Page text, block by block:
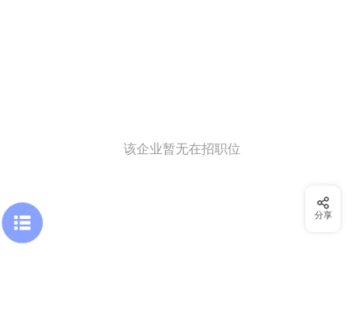
该企业暂无在招职位
分享